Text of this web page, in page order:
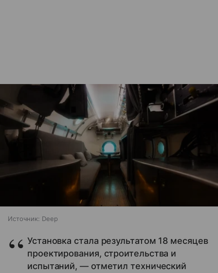
Источник: Deep
Установка стала результатом 18 месяцев
проектирования, строительства и
испытаний, — отметил технический